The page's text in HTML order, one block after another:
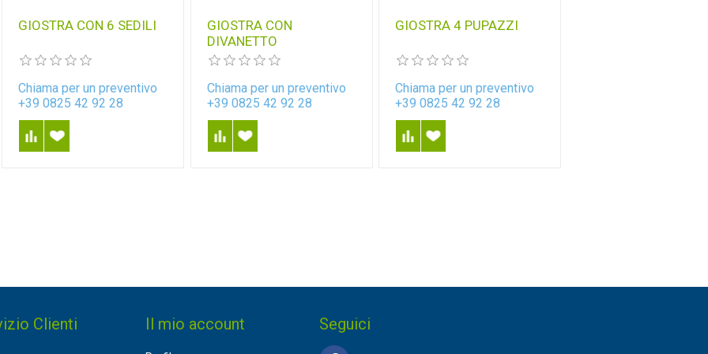
GIOSTRA CON 6 SEDILI
Chiama per un preventivo
+39 0825 42 92 28
GIOSTRA CON
DIVANETTO
Chiama per un preventivo
+39 0825 42 92 28
GIOSTRA 4 PUPAZZI
Chiama per un preventivo
+39 0825 42 92 28
Clienti Il mio account Seguici